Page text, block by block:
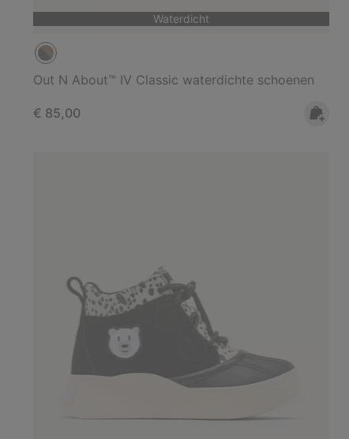
Waterdicht
Out N About™ IV Classic waterdichte schoenen
Regular price:
€ 85,00